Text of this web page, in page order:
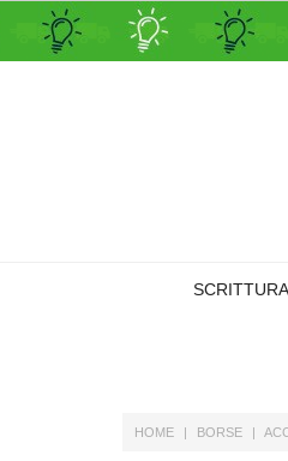
SCRITTURA
HOME BORSE